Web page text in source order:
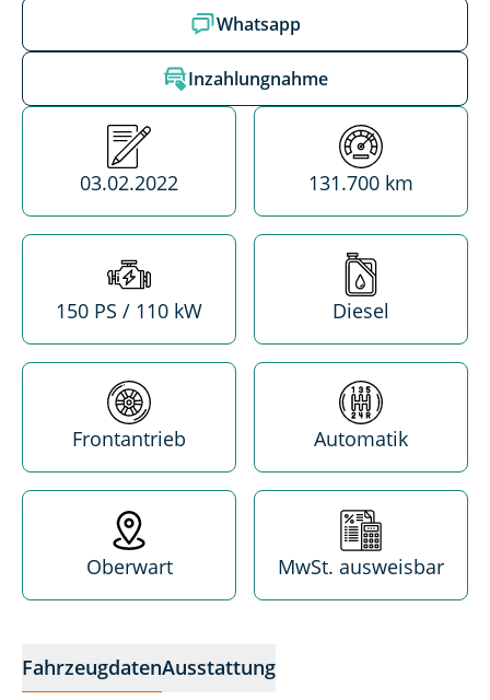
FahrzeugdatenAusstattung
Whatsapp
Inzahlungnahme
Erstzulassung
03.02.2022
Kilometerstand
131.700 km
Leistung
150 PS / 110 kW
Treibstoff
Diesel
Antrieb
Frontantrieb
Getriebe
Automatik
Standort
Oberwart
MwSt.
MwSt. ausweisbar